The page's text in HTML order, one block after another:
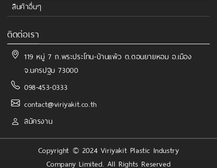
สินค้าอื่นๆ
ติดต่อเรา
119 หมู่ 7 ถ.พระประโทน-บ้านแพ้ว ต.ดอนยายหอม อ.เมือง
จ.นครปฐม 73000
098-453-0333
contact@viriyakit.co.th
สมัครงาน
Copyright © 2024 Viriyakit Plastic Industry
Company Limited. All Rights Reserved